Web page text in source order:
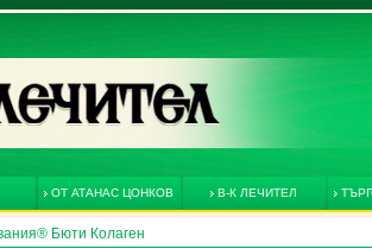
ОТ АТАНАС ЦОНКОВ В-К ЛЕЧИТЕЛ
Бюти Колаген